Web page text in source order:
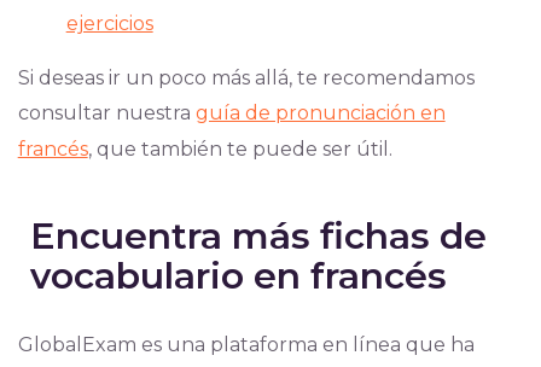
ejercicios
Si deseas ir un poco más allá, te recomendamos
consultar nuestra guía de pronunciación en
francés, que también te puede ser útil.
Encuentra más fichas de
vocabulario en francés
GlobalExam es una plataforma en línea que ha